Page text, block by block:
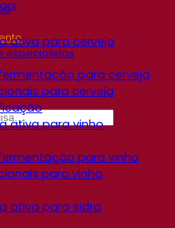
especialistas
ativa para cerveja
para cerveja
para cerveja
ativa para vinho
para vinho
para vinho
ativa para sidra